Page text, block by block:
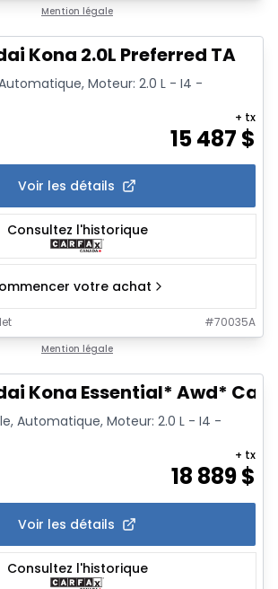
Mention légale
Kona 2.0L Preferred TA
Moteur: 2.0 L - I4 -
15 487 $
+ tx
Voir les détails
Consultez l'historique
votre achat
#70035A
Mention légale
Kona Essential* Awd*
Automatique, Moteur: 2.0 L - I4 -
18 889$
+ tx
Voir les détails
Consultez l'historique